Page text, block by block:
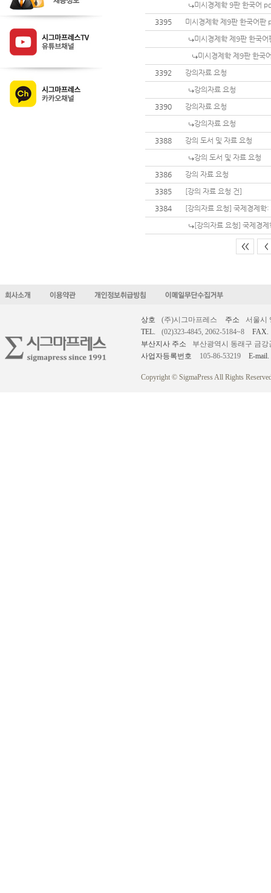
미시경제학 9판 한국어
3395
미시경제학 제9판 한국어판
미시경제학 제9판 한국
미시경제학 제9판 한국
3392
강의자료 요청
강의자료 요청
3390
강의자료 요청
강의자료 요청
3388
강의 도서 및 자료 요청
강의 도서 및 자료 요청
3386
강의 자료 요청
3385
[강의 자료 요청 건]
3384
[강의자료 요청] 국제경제학
[강의자료 요청] 국제경
<< <
상호 (주)시그마프레스 주소
서울시
TEL.
(02)323-4845, 2062-5184~8
FAX.
부산지사 주소
부산광역시 동래구 금강
사업자등록번호
105-86-53219 E-mail.
Copyright © SigmaPress All Rights